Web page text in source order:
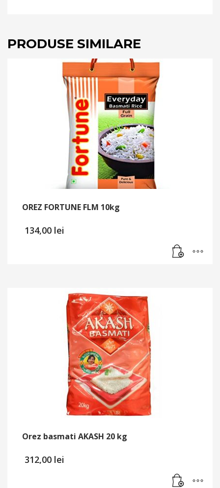
PRODUSE SIMILARE
OREZ FORTUNE FLM 10kg
134,00 lei
Orez basmati AKASH 20 kg
312,00 lei